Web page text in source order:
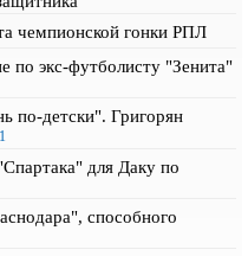
чемпионской гонки РПЛ
по экс-футболисту "Зенита"
по-детски". Григорян
1
для Даку по
способного